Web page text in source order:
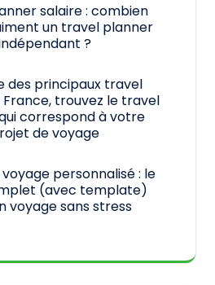
salaire : combien
un travel planner
?
des principaux travel
trouvez le travel
correspond à votre
de voyage
personnalisé : le
(avec template)
voyage sans stress